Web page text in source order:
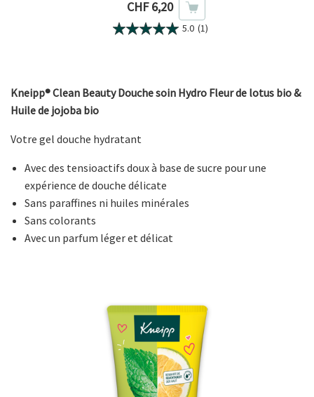
Prix actuel
CHF 6,20
5.0 (1)
Kneipp® Clean Beauty Douche soin Hydro Fleur de lotus bio &
Huile de jojoba bio
Votre gel douche hydratant
Avec des tensioactifs doux à base de sucre pour une
expérience de douche délicate
Sans paraffines ni huiles minérales
Sans colorants
Avec un parfum léger et délicat